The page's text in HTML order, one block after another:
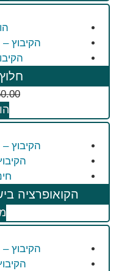
הקיבוץ
הקיבוץ
הקואופרציה
הקיבוץ